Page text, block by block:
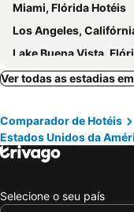
Miami, Flórida Hotéis
Los Angeles, Califórnia
Lake Buena Vista, Flórida
Ver todas as estadias
Comparador de Hotéis
Estados Unidos da
Selecione o seu país